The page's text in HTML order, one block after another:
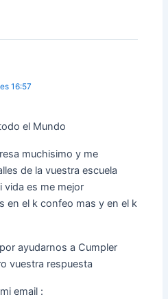
16:57
el Mundo
muchisimo y me
de la vuestra escuela
vida es me mejor
en el k confeo mas y en el k
ayudarnos a Cumpler
vuestra respuesta
email :